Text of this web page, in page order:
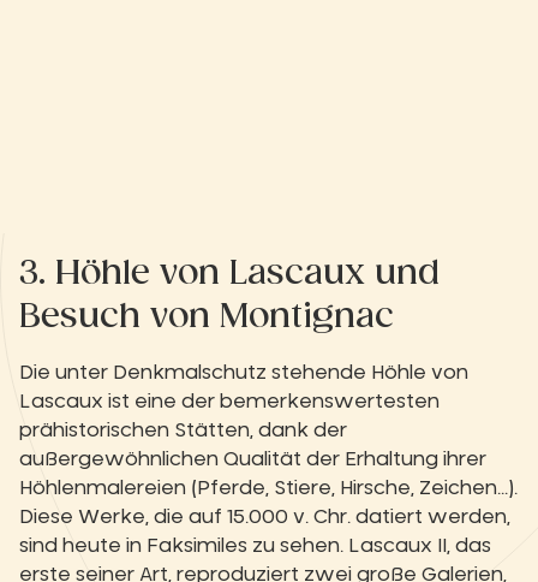
3. Höhle von Lascaux und
Besuch von Montignac
Die unter Denkmalschutz stehende Höhle von
Lascaux ist eine der bemerkenswertesten
prähistorischen Stätten, dank der
außergewöhnlichen Qualität der Erhaltung ihrer
Höhlenmalereien (Pferde, Stiere, Hirsche, Zeichen...).
Diese Werke, die auf 15.000 v. Chr. datiert werden,
sind heute in Faksimiles zu sehen. Lascaux II, das
erste seiner Art, reproduziert zwei große Galerien,